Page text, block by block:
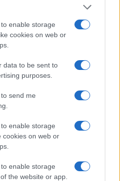
enable storage
cookies on web or
data to be sent to
purposes.
send me
enable storage
cookies on web or
enable storage
the website or app.
Irán épp
Atomsorompó-